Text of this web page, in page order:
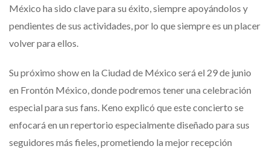
México ha sido clave para su éxito, siempre apoyándolos y
pendientes de sus actividades, por lo que siempre es un placer
volver para ellos.
Su próximo show en la Ciudad de México será el 29 de junio
en Frontón México, donde podremos tener una celebración
especial para sus fans. Keno explicó que este concierto se
enfocará en un repertorio especialmente diseñado para sus
seguidores más fieles, prometiendo la mejor recepción